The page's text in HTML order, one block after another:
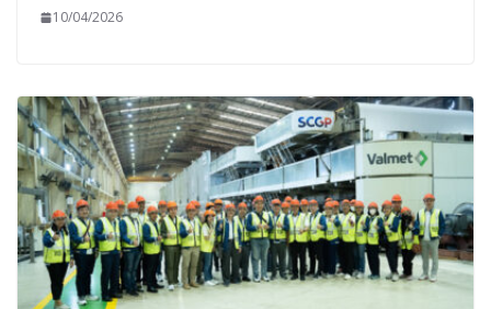
10/04/2026